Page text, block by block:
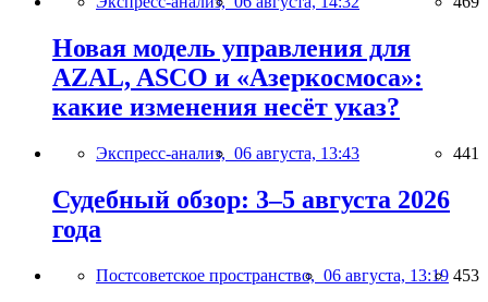
Новая модель управления для
AZAL, ASCO и «Азеркосмоса»:
какие изменения несёт указ?
Экспресс-анализ, 06 августа, 13:43 441
Судебный обзор: 3–5 августа 2026
года
Постсоветское пространство, 06 августа, 13:19 453